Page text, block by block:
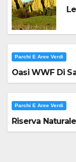
Parchi E Aree Verdi
Oasi WWF Di
Parchi E Aree Verdi
Riserva